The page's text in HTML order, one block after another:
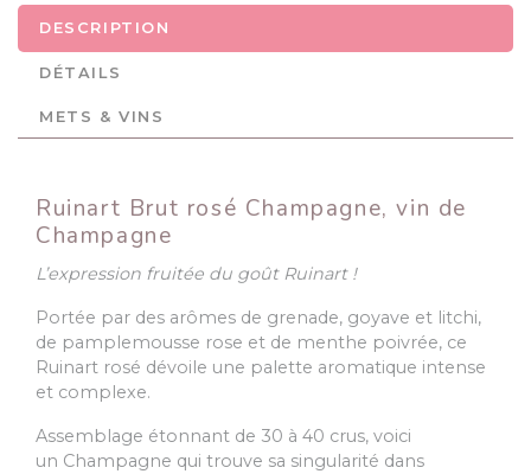
DESCRIPTION
DÉTAILS
METS & VINS
Ruinart Brut rosé Champagne, vin de
Champagne
L’expression fruitée du goût Ruinart !
Portée par des arômes de grenade, goyave et litchi,
de pamplemousse rose et de menthe poivrée, ce
Ruinart rosé dévoile une palette aromatique intense
et complexe.
Assemblage étonnant de 30 à 40 crus, voici
un Champagne qui trouve sa singularité dans